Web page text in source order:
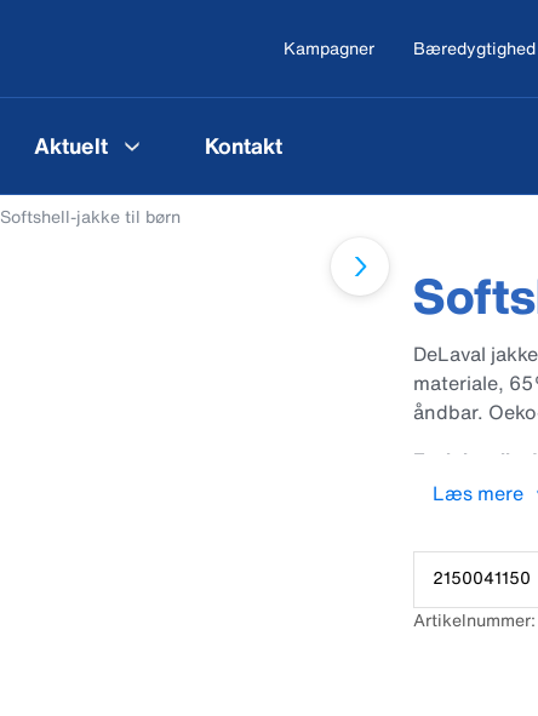
Kampagner Bæredygtighed
Aktuelt Kontakt
Softshell-jakke til børn
DeLaval
materiale,
åndbar.
Funktionelle
Reflekser for
Indvendig
Ærmer med
Tøjet findes i
Læs mere
2150041150